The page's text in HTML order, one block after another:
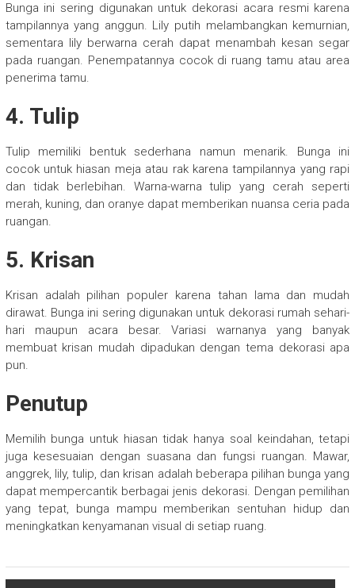
Bunga ini sering digunakan untuk dekorasi acara resmi karena
tampilannya yang anggun. Lily putih melambangkan kemurnian,
sementara lily berwarna cerah dapat menambah kesan segar
pada ruangan. Penempatannya cocok di ruang tamu atau area
penerima tamu.
4. Tulip
Tulip memiliki bentuk sederhana namun menarik. Bunga ini
cocok untuk hiasan meja atau rak karena tampilannya yang rapi
dan tidak berlebihan. Warna-warna tulip yang cerah seperti
merah, kuning, dan oranye dapat memberikan nuansa ceria pada
ruangan.
5. Krisan
Krisan adalah pilihan populer karena tahan lama dan mudah
dirawat. Bunga ini sering digunakan untuk dekorasi rumah sehari-
hari maupun acara besar. Variasi warnanya yang banyak
membuat krisan mudah dipadukan dengan tema dekorasi apa
pun.
Penutup
Memilih bunga untuk hiasan tidak hanya soal keindahan, tetapi
juga kesesuaian dengan suasana dan fungsi ruangan. Mawar,
anggrek, lily, tulip, dan krisan adalah beberapa pilihan bunga yang
dapat mempercantik berbagai jenis dekorasi. Dengan pemilihan
yang tepat, bunga mampu memberikan sentuhan hidup dan
meningkatkan kenyamanan visual di setiap ruang.